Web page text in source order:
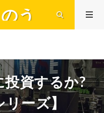
う
資するか?
ーズ】